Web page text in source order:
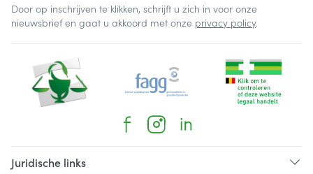
Door op inschrijven te klikken, schrijft u zich in voor onze
nieuwsbrief en gaat u akkoord met onze privacy policy.
Juridische links